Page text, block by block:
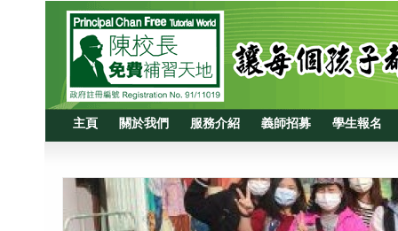
主頁 關於我們 服務介紹 義師招募 學生報名